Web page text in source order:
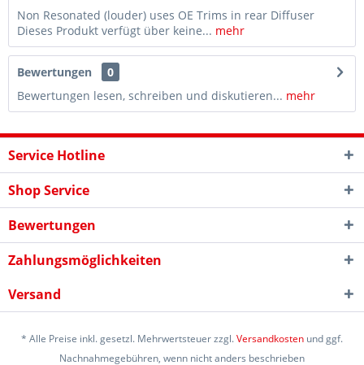
Non Resonated (louder) uses OE Trims in rear Diffuser
Dieses Produkt verfügt über keine... mehr
Bewertungen
0
Bewertungen lesen, schreiben und diskutieren... mehr
Service Hotline
Shop Service
Bewertungen
Zahlungsmöglichkeiten
Versand
* Alle Preise inkl. gesetzl. Mehrwertsteuer zzgl.Versandkosten und ggf.
Nachnahmegebühren, wenn nicht anders beschrieben